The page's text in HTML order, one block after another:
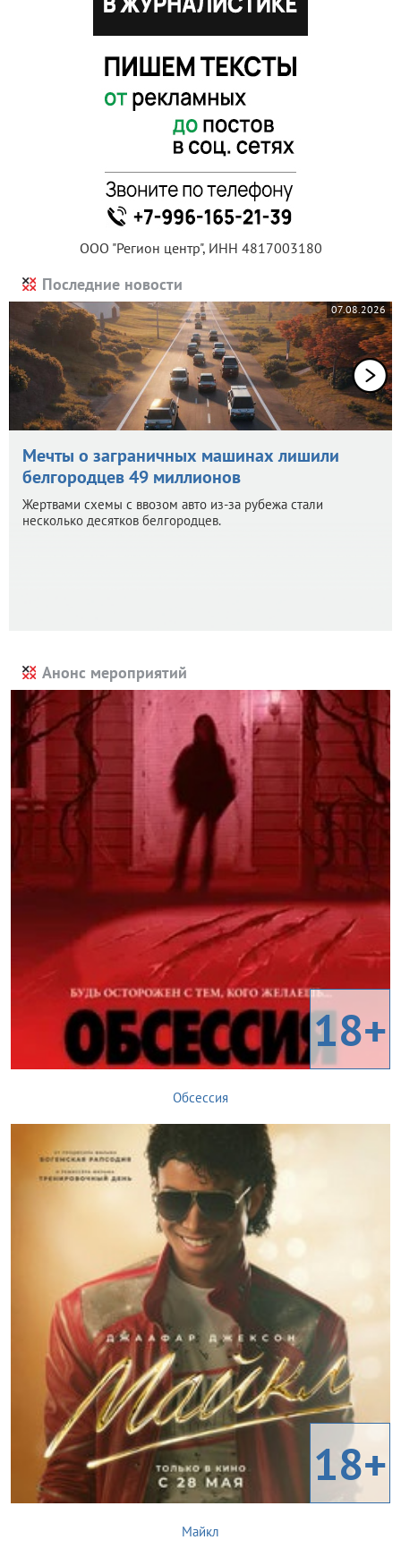
ООО "Регион центр", ИНН 4817003180
Последние новости
07.08.2026
Мечты о заграничных машинах лишили
белгородцев 49 миллионов
Жертвами схемы с ввозом авто из-за рубежа стали
несколько десятков белгородцев.
Анонс мероприятий
18+
Обсессия
18+
Майкл